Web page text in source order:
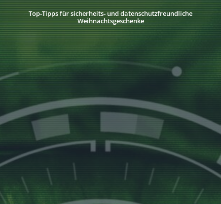
Top‑Tipps für sicherheits‑ und datenschutzfreundliche
Weihnachtsgeschenke